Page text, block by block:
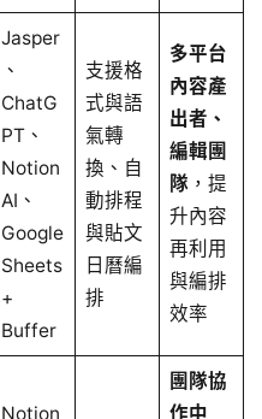
Jasper
、
ChatG
PT、
Notion
AI、
Google
Sheets
+
Buffer
支援格
式與語
氣轉
換、自
動排程
與貼文
日曆編
排
多平台
內容產
出者、
編輯團
隊，提
升內容
再利用
與編排
效率
Notion
團隊協
作中